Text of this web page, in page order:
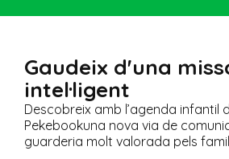
Gaudeix d'una
intel·ligent
Descobreix amb l’agenda infantil
Pekebookuna nova via de
guarderia molt valorada pels